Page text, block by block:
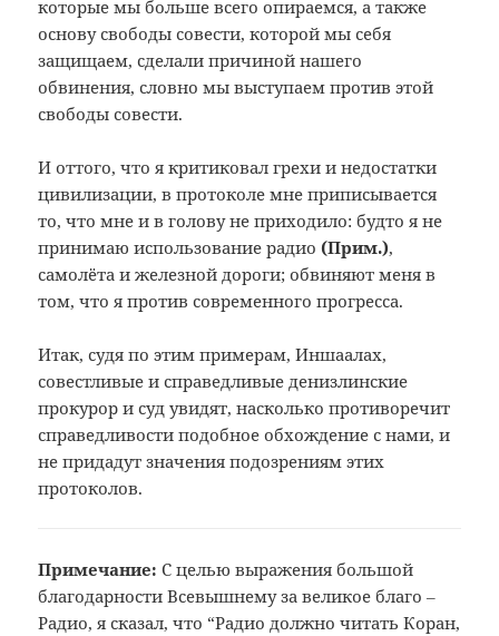
которые мы больше всего опираемся, а также
основу свободы совести, которой мы себя
защищаем, сделали причиной нашего
обвинения, словно мы выступаем против этой
свободы совести.
И оттого, что я критиковал грехи и недостатки
цивилизации, в протоколе мне приписывается
то, что мне и в голову не приходило: будто я не
принимаю использование радио (Прим.),
самолёта и железной дороги; обвиняют меня в
том, что я против современного прогресса.
Итак, судя по этим примерам, Иншаалах,
совестливые и справедливые денизлинские
прокурор и суд увидят, насколько противоречит
справедливости подобное обхождение с нами, и
не придадут значения подозрениям этих
протоколов.
Примечание:С целью выражения большой
благодарностиВсевышнему за великое благо ‒
Радио,я сказал, что “Радио должно читатьКоран,